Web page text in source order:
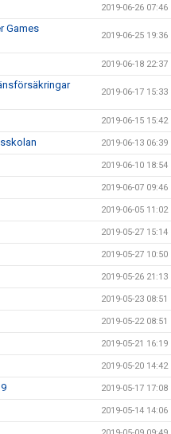
2019-06-26 07:46
Games
2019-06-25 19:36
2019-06-18 22:37
2019-06-17 15:33
2019-06-15 15:42
2019-06-13 06:39
2019-06-10 18:54
2019-06-07 09:46
2019-06-05 11:02
2019-05-27 15:14
2019-05-27 10:50
2019-05-26 21:13
2019-05-23 08:51
2019-05-22 08:51
2019-05-21 16:19
2019-05-20 14:42
2019-05-17 17:08
2019-05-14 14:06